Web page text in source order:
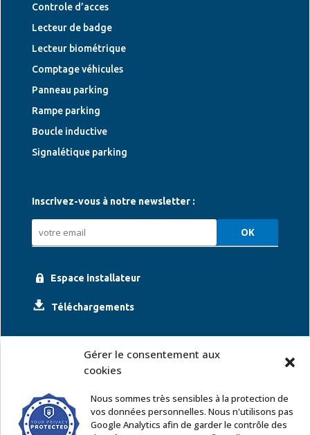
Gérer le consentement aux
cookies
Nous sommes très sensibles à la protection de
vos données personnelles. Nous n'utilisons pas
Google Analytics afin de garder le contrôle des
Controle d’acces
Lecteur de badge
Lecteur biométrique
Comptage véhicules
Panneau parking
Rampe parking
Boucle inductive
Signalétique parking
Inscrivez-vous à notre newsletter :
Espace installateur
Téléchargements
ACCOR SOLUTIONS